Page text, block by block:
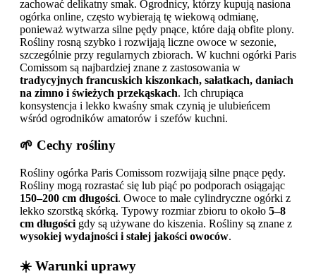
zachować delikatny smak. Ogrodnicy, którzy kupują nasiona
ogórka online, często wybierają tę wiekową odmianę,
ponieważ wytwarza silne pędy pnące, które dają obfite plony.
Rośliny rosną szybko i rozwijają liczne owoce w sezonie,
szczególnie przy regularnych zbiorach. W kuchni ogórki Paris
Comissom są najbardziej znane z zastosowania w
tradycyjnych francuskich kiszonkach, sałatkach, daniach
na zimno i świeżych przekąskach. Ich chrupiąca
konsystencja i lekko kwaśny smak czynią je ulubieńcem
wśród ogrodników amatorów i szefów kuchni.
🌱 Cechy rośliny
Rośliny ogórka Paris Comissom rozwijają silne pnące pędy.
Rośliny mogą rozrastać się lub piąć po podporach osiągając
150–200 cm długości. Owoce to małe cylindryczne ogórki z
lekko szorstką skórką. Typowy rozmiar zbioru to około 5–8
cm długości gdy są używane do kiszenia. Rośliny są znane z
wysokiej wydajności i stałej jakości owoców.
☀️ Warunki uprawy